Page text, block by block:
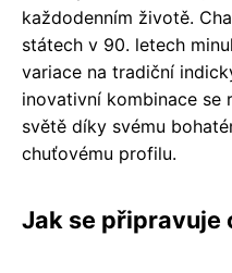
každodenním životě.
státech v 90. letech
variace na tradiční
inovativní kombinace se
světě díky svému
chuťovému profilu.
Jak se připravuje